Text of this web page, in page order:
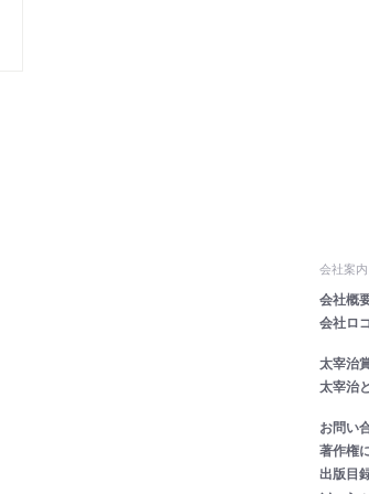
会社案内
会社概
会社ロ
太宰治
太宰治
お問い
著作権
出版目